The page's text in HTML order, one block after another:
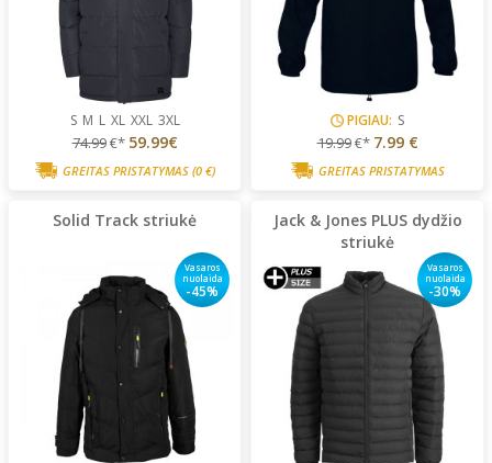
S M L XL XXL 3XL
74.99€* 59.99€
GREITAS PRISTATYMAS (0 €)
PIGIAU: S
19.99€* 7.99 €
GREITAS PRISTATYMAS
Solid Track striukė
Vasaros
nuolaida
-45%
Jack & Jones PLUS dydžio
striukė
Vasaros
nuolaida
-30%